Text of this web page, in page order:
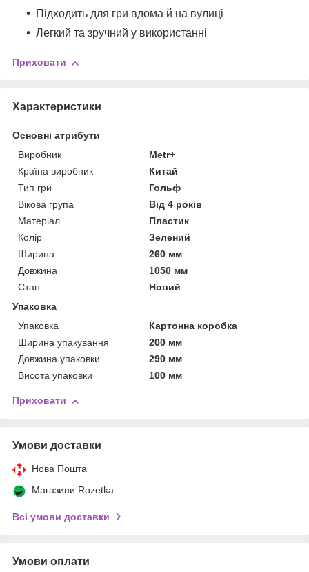
Підходить для гри вдома й на вулиці
Легкий та зручний у використанні
Приховати
Характеристики
Основні атрибути
Виробник
Metr+
Країна виробник
Китай
Тип гри
Гольф
Вікова група
Від 4 років
Матеріал
Пластик
Колір
Зелений
Ширина
260 мм
Довжина
1050 мм
Стан
Новий
Упаковка
Упаковка
Картонна коробка
Ширина упакування
200 мм
Довжина упаковки
290 мм
Висота упаковки
100 мм
Приховати
Умови доставки
Нова Пошта
Магазини Rozetka
Всі умови доставки
Умови оплати